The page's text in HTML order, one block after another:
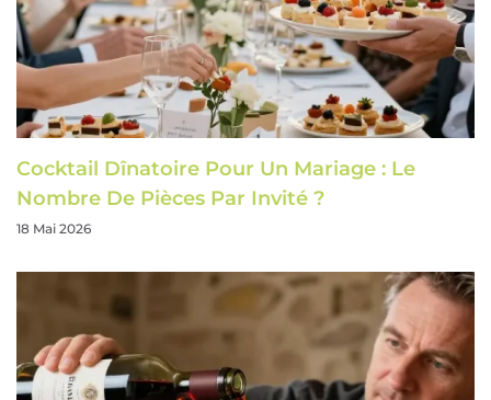
Cocktail Dînatoire Pour Un Mariage : Le
Nombre De Pièces Par Invité ?
18 Mai 2026